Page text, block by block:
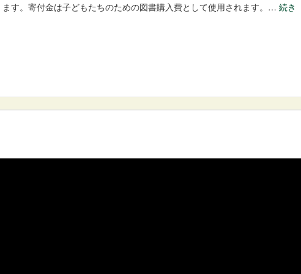
ます。寄付金は子どもたちのための図書購入費として使用されます。… 続き